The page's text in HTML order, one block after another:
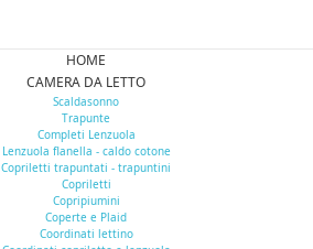
HOME
CAMERA DA LETTO
Scaldasonno
Trapunte
Completi Lenzuola
Lenzuola flanella - caldo cotone
Copriletti trapuntati - trapuntini
Copriletti
Copripiumini
Coperte e Plaid
Coordinati lettino